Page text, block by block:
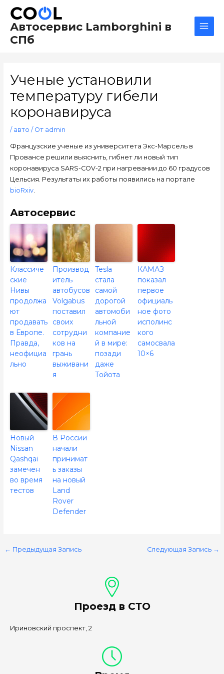
содержимому
Автосервис Lamborghini в
СПб
Ученые установили
температуру гибели
коронавируса
/ авто / От admin
Французские ученые из университета Экс-Марсель в
Провансе решили выяснить, гибнет ли новый тип
коронавируса SARS-COV-2 при нагревании до 60 градусов
Цельсия. Результаты их работы появились на портале
bioRxiv.
Автосервис
Классиче
ские
Нивы
продолжа
ют
продавать
в Европе.
Правда,
неофициа
льно
Производ
итель
автобусов
Volgabus
поставил
своих
сотрудни
ков на
грань
выживани
я
Tesla
стала
самой
дорогой
автомоби
льной
компание
й в мире:
позади
даже
Тойота
КАМАЗ
показал
первое
официаль
ное фото
исполинс
кого
самосвала
10×6
Новый
Nissan
Qashqai
замечен
во время
тестов
В России
начали
принимат
ь заказы
на новый
Land
Rover
Defender
по
записям
← Предыдущая Запись Следующая Запись →
Проезд в СТО
Ириновский проспект, 2